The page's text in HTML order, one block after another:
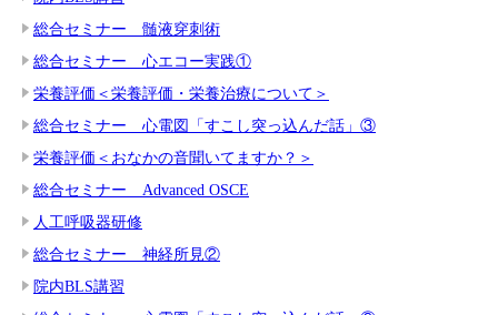
総合セミナー 髄液穿刺術
総合セミナー 心エコー実践①
栄養評価＜栄養評価・栄養治療について＞
総合セミナー 心電図「すこし突っ込んだ話」③
栄養評価＜おなかの音聞いてますか？＞
総合セミナー Advanced OSCE
人工呼吸器研修
総合セミナー 神経所見②
院内BLS講習